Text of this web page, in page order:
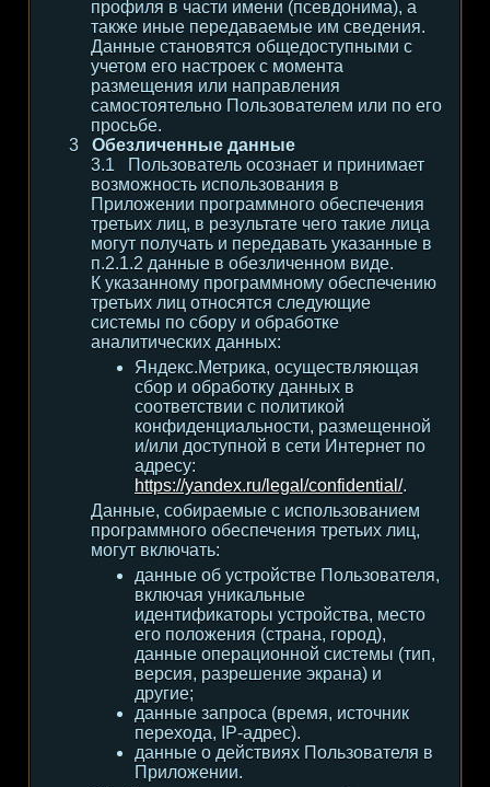
профиля в части имени (псевдонима), а
также иные передаваемые им сведения.
Данные становятся общедоступными с
учетом его настроек с момента
размещения или направления
самостоятельно Пользователем или по его
просьбе.
Обезличенные данные
Пользователь осознает и принимает
возможность использования в
Приложении программного обеспечения
третьих лиц, в результате чего такие лица
могут получать и передавать указанные в
п.2.1.2 данные в обезличенном виде.
К указанному программному обеспечению
третьих лиц относятся следующие
системы по сбору и обработке
аналитических данных:
Яндекс.Метрика, осуществляющая
сбор и обработку данных в
соответствии с политикой
конфиденциальности, размещенной
и/или доступной в сети Интернет по
адресу:
https://yandex.ru/legal/confidential/.
Данные, собираемые с использованием
программного обеспечения третьих лиц,
могут включать:
данные об устройстве Пользователя,
включая уникальные
идентификаторы устройства, место
его положения (страна, город),
данные операционной системы (тип,
версия, разрешение экрана) и
другие;
данные запроса (время, источник
перехода, IP-адрес).
данные о действиях Пользователя в
Приложении.